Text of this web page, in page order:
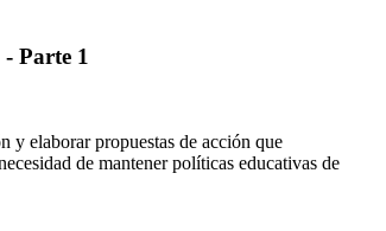
Parte 1
y elaborar propuestas de acción que
de mantener políticas educativas de